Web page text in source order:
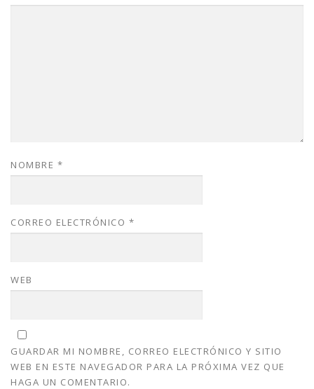
NOMBRE *
CORREO ELECTRÓNICO *
WEB
GUARDAR MI NOMBRE, CORREO ELECTRÓNICO Y SITIO
WEB EN ESTE NAVEGADOR PARA LA PRÓXIMA VEZ QUE
HAGA UN COMENTARIO.